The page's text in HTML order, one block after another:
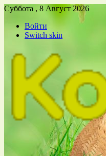
Суббота , 8 Август 2026
Войти
Switch skin